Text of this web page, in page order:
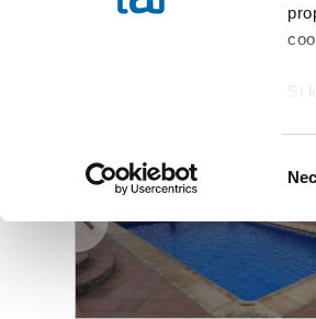
Si
en
e
e
c
c
(1